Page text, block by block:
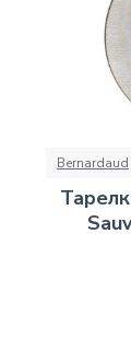
Bernardaud